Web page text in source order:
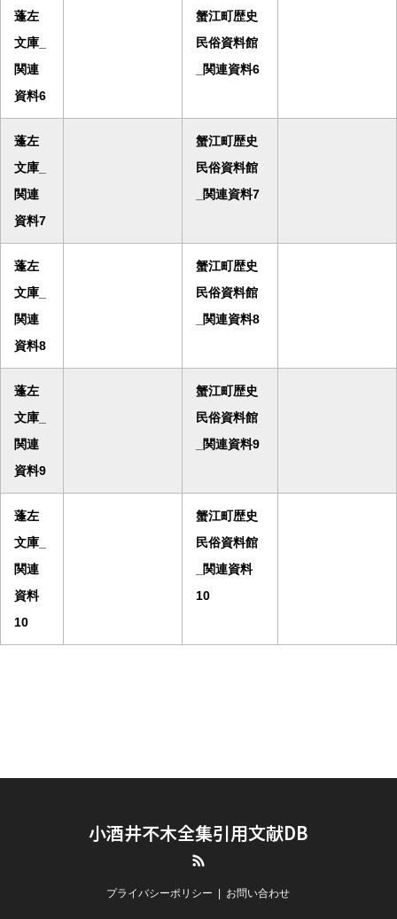
蓬左
文庫_
関連
資料6
蟹江町歴史
民俗資料館
_関連資料6
蓬左
文庫_
関連
資料7
蟹江町歴史
民俗資料館
_関連資料7
蓬左
文庫_
関連
資料8
蟹江町歴史
民俗資料館
_関連資料8
蓬左
文庫_
関連
資料9
蟹江町歴史
民俗資料館
_関連資料9
蓬左
文庫_
関連
資料
10
蟹江町歴史
民俗資料館
_関連資料
10
小酒井不木全集引用文献DB
プライバシーポリシー お問い合わせ